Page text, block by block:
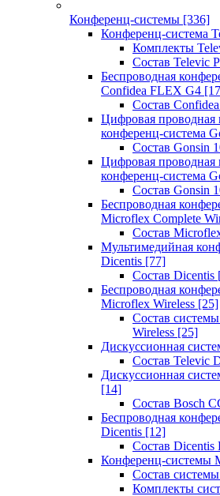
Конференц-системы [336]
Конференц-система
Комплекты
Состав Televic
Беспроводная
Confidea FLEX G4
Состав
Цифровая проводная
конференц-система
Состав Gonsin
Цифровая проводная
конференц-система
Состав Gonsin
Беспроводная
Microflex Complete
Состав
Мультимедийная
Dicentis [77]
Состав Dicentis
Беспроводная
Microflex Wireless [25]
Состав
Wireless [25]
Дискуссионная
Состав Televic
Дискуссионная
[14]
Состав Bosch
Беспроводная
Dicentis [12]
Состав Dicentis
Конференц-системы
Состав
Комплекты